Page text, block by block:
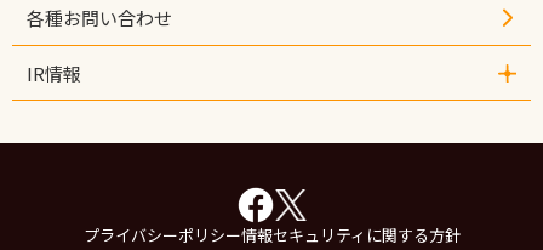
各種お問い合わせ
IR情報
- 経営情報
- その他IR情報
プライバシーポリシー情報セキュリティに関する方針